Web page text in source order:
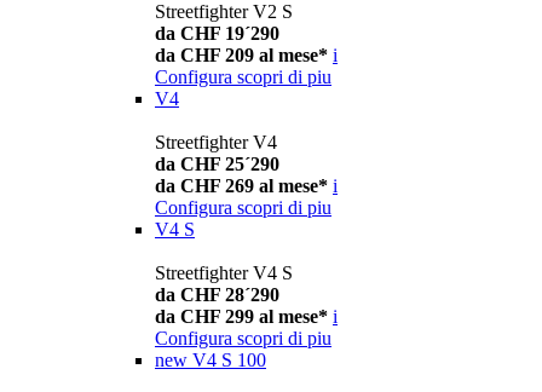
Streetfighter V2 S
da CHF 19´290
da CHF 209 al mese* i
Configura scopri di piu
V4
Streetfighter V4
da CHF 25´290
da CHF 269 al mese* i
Configura scopri di piu
V4 S
Streetfighter V4 S
da CHF 28´290
da CHF 299 al mese* i
Configura scopri di piu
new V4 S 100